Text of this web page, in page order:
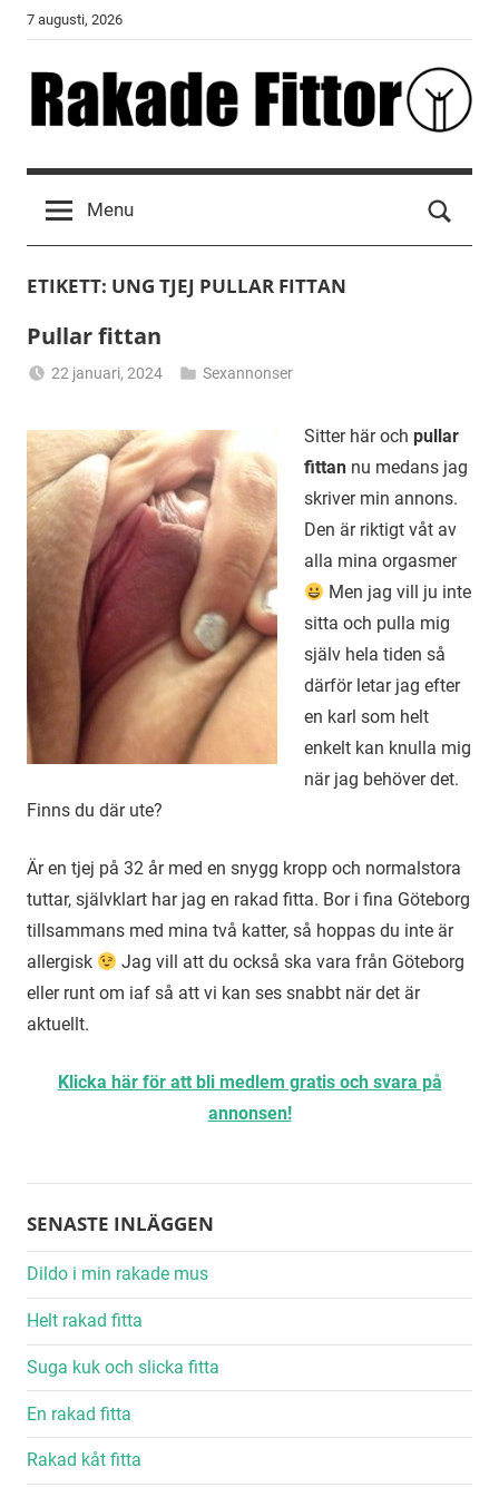
Skip
content
7 augusti, 2026
Rakade
Fittor
Menu
ETIKETT: UNG TJEJ PULLAR FITTAN
Pullar fittan
22 januari, 2024
Sexannonser
Sitter här och pullar
fittan nu medans jag
skriver min annons.
Den är riktigt våt av
alla mina orgasmer
Men jag vill ju inte
sitta och pulla mig
själv hela tiden så
därför letar jag efter
en karl som helt
enkelt kan knulla mig
när jag behöver det.
Finns du där ute?
Är en tjej på 32 år med en snygg kropp och normalstora
tuttar, självklart har jag en rakad fitta. Bor i fina Göteborg
tillsammans med mina två katter, så hoppas du inte är
allergisk
Jag vill att du också ska vara från Göteborg
eller runt om iaf så att vi kan ses snabbt när det är
aktuellt.
Klicka här för att bli medlem gratis och svara på
annonsen!
SENASTE INLÄGGEN
Dildo i min rakade mus
Helt rakad fitta
Suga kuk och slicka fitta
En rakad fitta
Rakad kåt fitta